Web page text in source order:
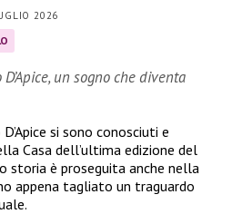
2026
un sogno che diventa
si sono conosciuti e
Casa dell’ultima edizione del
storia è proseguita anche nella
appena tagliato un traguardo